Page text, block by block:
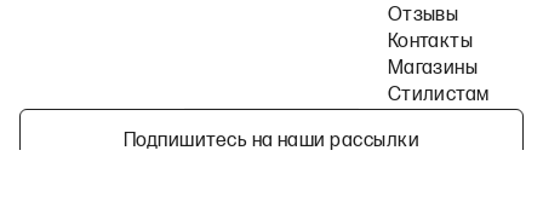
Отзывы
Контакты
Магазины
Стилистам
Подпишитесь на наши рассылки